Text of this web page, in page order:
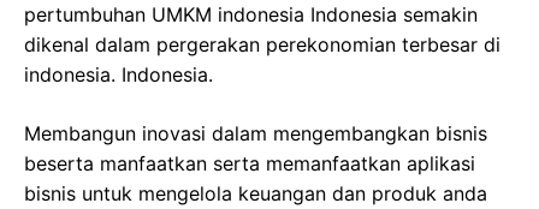
pertumbuhan UMKM indonesia Indonesia semakin
dikenal dalam pergerakan perekonomian terbesar di
indonesia. Indonesia.
Membangun inovasi dalam mengembangkan bisnis
beserta manfaatkan serta memanfaatkan aplikasi
bisnis untuk mengelola keuangan dan produk anda